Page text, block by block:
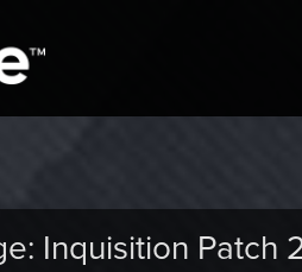
Inquisition Patch